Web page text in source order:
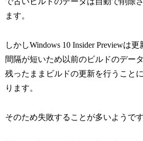
ます。
しかしWindows 10 Insider Previewは更
間隔が短いため以前のビルドのデー
残ったままビルドの更新を行うこと
ります。
そのため失敗することが多いようです